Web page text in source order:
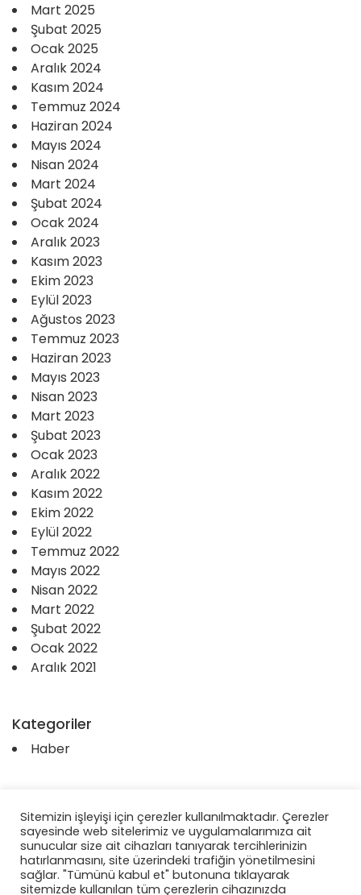
Mart 2025
Şubat 2025
Ocak 2025
Aralık 2024
Kasım 2024
Temmuz 2024
Haziran 2024
Mayıs 2024
Nisan 2024
Mart 2024
Şubat 2024
Ocak 2024
Aralık 2023
Kasım 2023
Ekim 2023
Eylül 2023
Ağustos 2023
Temmuz 2023
Haziran 2023
Mayıs 2023
Nisan 2023
Mart 2023
Şubat 2023
Ocak 2023
Aralık 2022
Kasım 2022
Ekim 2022
Eylül 2022
Temmuz 2022
Mayıs 2022
Nisan 2022
Mart 2022
Şubat 2022
Ocak 2022
Aralık 2021
Kategoriler
Haber
Sitemizin işleyişi için çerezler kullanılmaktadır. Çerezler
sayesinde web sitelerimiz ve uygulamalarımıza ait
sunucular size ait cihazları tanıyarak tercihlerinizin
hatırlanmasını, site üzerindeki trafiğin yönetilmesini
sağlar. "Tümünü kabul et" butonuna tıklayarak
sitemizde kullanılan tüm çerezlerin cihazınızda